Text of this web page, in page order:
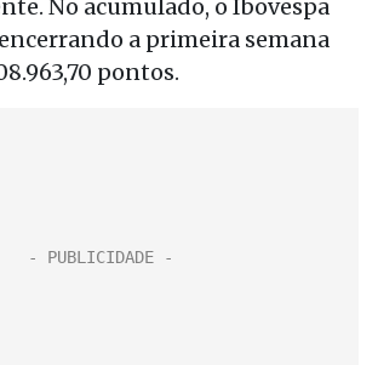
No acumulado, o Ibovespa
a primeira semana
pontos.